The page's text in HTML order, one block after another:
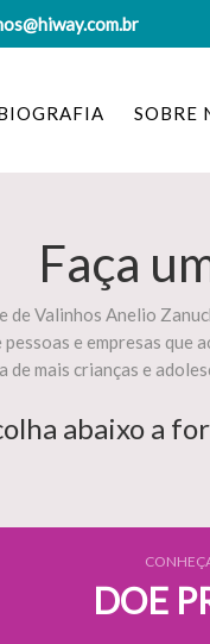
SOBRE
Faça
de Valinhos Anelio
e empresas que
de mais crianças e
abaixo a
DOE